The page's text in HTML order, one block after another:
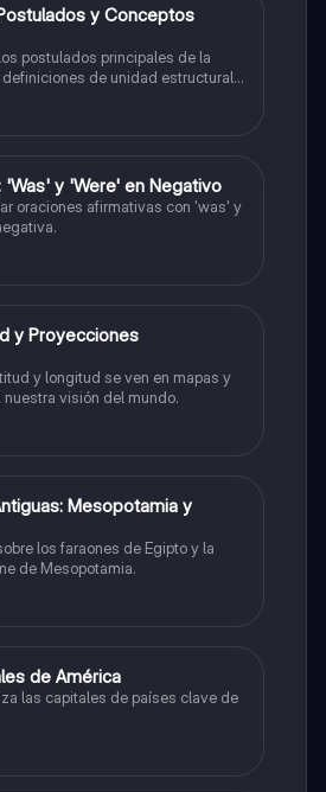
y Conceptos
postulados principales de la
de unidad estructural
'Was' y 'Were' en Negativo
oraciones afirmativas con 'was' y
y Proyecciones
y longitud se ven en mapas y
visión del mundo.
Mesopotamia y
los faraones de Egipto y la
de Mesopotamia.
de América
las capitales de países clave de